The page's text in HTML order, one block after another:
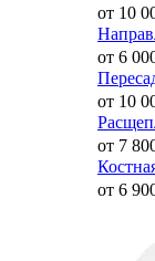
от 10
от 6
от 10
от 7
от 6